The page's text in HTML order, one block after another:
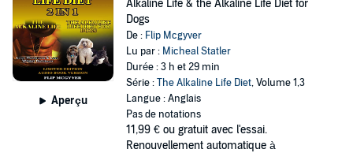
Aperçu
Alkaline Life & the Alkaline Life Diet for
Dogs
De : Flip Mcgyver
Lu par : Micheal Statler
Durée : 3 h et 29 min
Série :The Alkaline Life Diet, Volume 1,3
Langue : Anglais
Pas de notations
11,99 € ou gratuit avec l'essai.
Renouvellement automatique à